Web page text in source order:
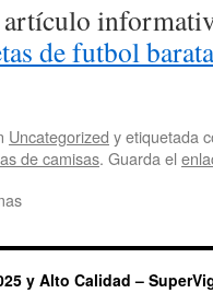
artículo
de futbol
Uncategorized y etiquetada
de camisas. Guarda el
y Alto Calidad –